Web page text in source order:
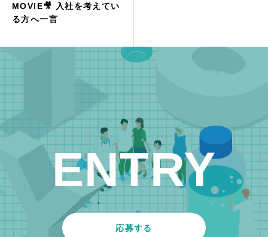
MOVIE🎥 入社を考えてい
る方へ一言
ENTRY
応募する